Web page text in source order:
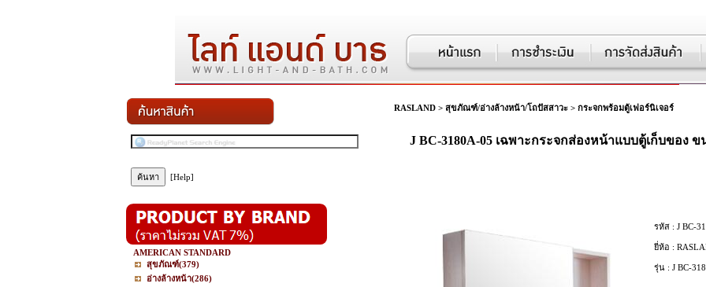
[Help]
AMERICAN STANDARD
สุขภัณฑ์(379)
อ่างล้างหน้า(286)
RASLAND > สุขภัณฑ์/อ่างล้างหน้า/โถปัสสาวะ > กระจกพร้อมตู้เฟอร์นิเจอร์
J BC-3180A-05 เฉพาะกระจกส่องหน้าแบบตู้เก็บของ ข
รหัส : J BC-
ยี่ห้อ :
รุ่น : J BC-